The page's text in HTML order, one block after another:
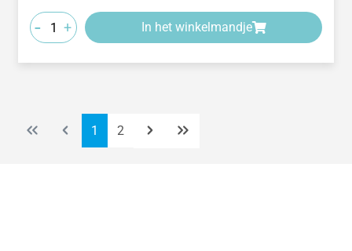
- + In het winkelmandje
Pagina
1 Pagina
2